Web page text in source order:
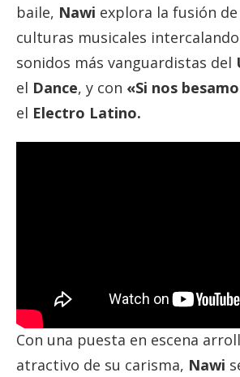
baile, Nawi explora la fusión
culturas musicales
sonidos más vanguardistas del
el Dance, y con «Si nos
el Electro Latino.
Con una puesta en escena
atractivo de su carisma, Nawi